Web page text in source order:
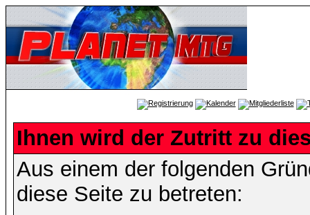
Ihnen wird der Zutritt zu
Aus einem der folgenden
diese Seite zu betreten: